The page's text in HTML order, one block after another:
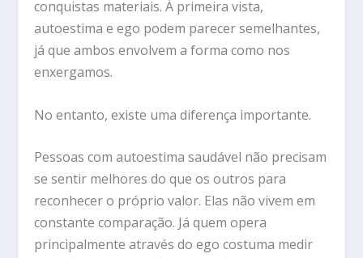
conquistas materiais. À primeira vista,
autoestima e ego podem parecer semelhantes,
já que ambos envolvem a forma como nos
enxergamos.
No entanto, existe uma diferença importante.
Pessoas com autoestima saudável não precisam
se sentir melhores do que os outros para
reconhecer o próprio valor. Elas não vivem em
constante comparação. Já quem opera
principalmente através do ego costuma medir